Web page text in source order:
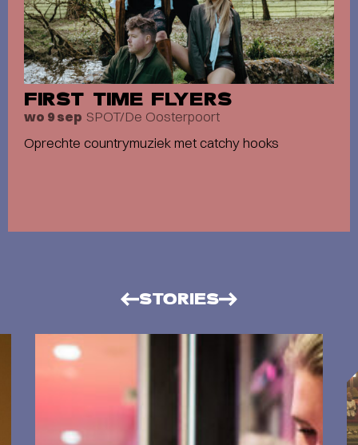
FIRST TIME FLYERS
wo 9 sep SPOT/De Oosterpoort
Oprechte countrymuziek met catchy hooks
STORIES